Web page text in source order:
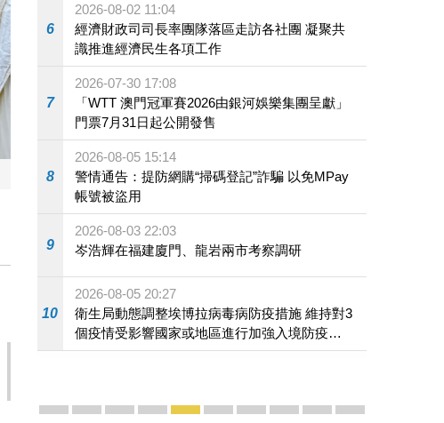
6
2026-08-02 11:04
經濟財政司司長率團隊落區走訪各社團 凝聚共
識推進經濟民生各項工作
7
2026-07-30 17:08
「WTT 澳門冠軍賽2026由銀河娛樂集團呈獻」
門票7月31日起公開發售
8
2026-08-05 15:14
警情通告：提防網購“掃碼登記”詐騙 以免MPay
帳號被盜用
9
2026-08-03 22:03
岑浩輝在福建廈門、龍岩兩市考察調研
10
2026-08-05 20:27
衛生局動態調整埃博拉病毒病防疫措施 維持對3
個疫情受影響國家或地區進行加強入境防疫措
施
宣傳及推廣
賡續中葡傳統友誼 續寫“一國兩制”新篇章 — 澳門“一國
澳門名片集
行政長官岑浩輝11月18日發表2026年施政報
施政特寫澳門特別行政區經濟和社會發展第
橫琴粵澳深度合作區專題網站
施政小講堂
走進澳門澳門相簿2020
《澳门微视